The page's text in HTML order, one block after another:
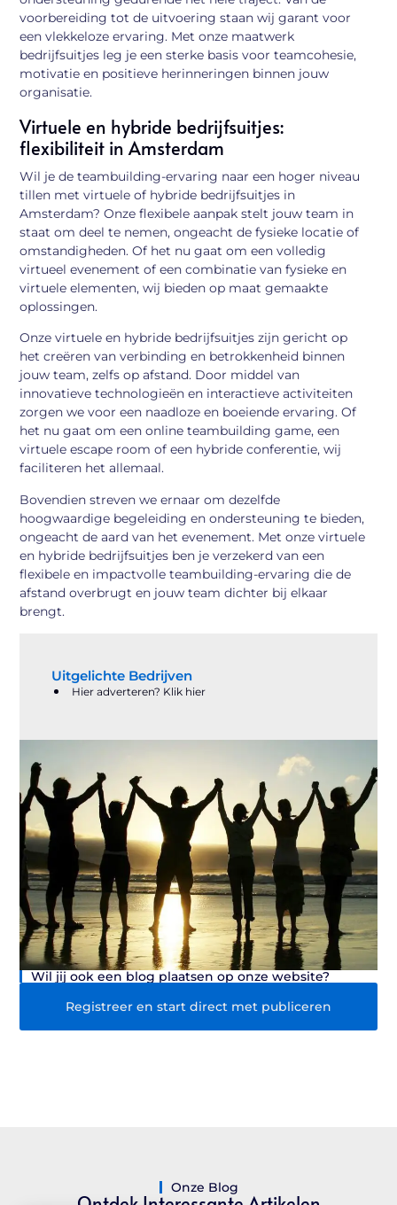
voorbereiding tot de uitvoering staan wij garant voor
een vlekkeloze ervaring. Met onze maatwerk
bedrijfsuitjes leg je een sterke basis voor teamcohesie,
motivatie en positieve herinneringen binnen jouw
organisatie.
Virtuele en hybride bedrijfsuitjes:
flexibiliteit in Amsterdam
Wil je de teambuilding-ervaring naar een hoger niveau
tillen met virtuele of hybride bedrijfsuitjes in
Amsterdam? Onze flexibele aanpak stelt jouw team in
staat om deel te nemen, ongeacht de fysieke locatie of
omstandigheden. Of het nu gaat om een volledig
virtueel evenement of een combinatie van fysieke en
virtuele elementen, wij bieden op maat gemaakte
oplossingen.
Onze virtuele en hybride bedrijfsuitjes zijn gericht op
het creëren van verbinding en betrokkenheid binnen
jouw team, zelfs op afstand. Door middel van
innovatieve technologieën en interactieve activiteiten
zorgen we voor een naadloze en boeiende ervaring. Of
het nu gaat om een online teambuilding game, een
virtuele escape room of een hybride conferentie, wij
faciliteren het allemaal.
Bovendien streven we ernaar om dezelfde
hoogwaardige begeleiding en ondersteuning te bieden,
ongeacht de aard van het evenement. Met onze virtuele
en hybride bedrijfsuitjes ben je verzekerd van een
flexibele en impactvolle teambuilding-ervaring die de
afstand overbrugt en jouw team dichter bij elkaar
brengt.
Uitgelichte Bedrijven
Hier adverteren? Klik hier
Wil jij ook een blog plaatsen op onze website?
Registreer en start direct met publiceren
Onze Blog